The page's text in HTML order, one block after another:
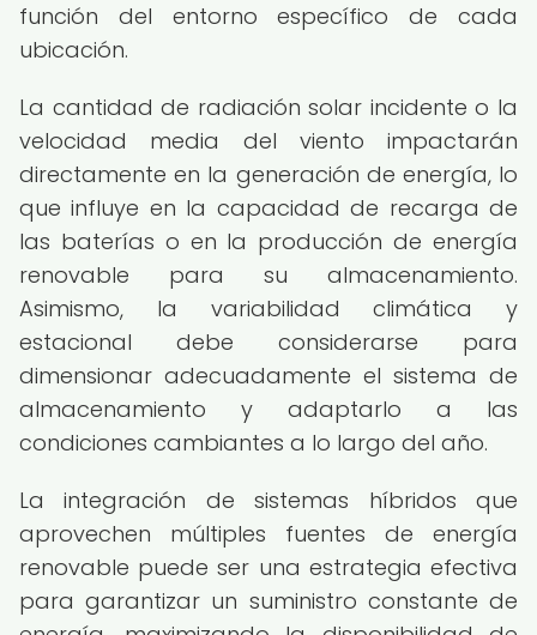
función del entorno específico de cada
ubicación.
La cantidad de radiación solar incidente o la
velocidad media del viento impactarán
directamente en la generación de energía, lo
que influye en la capacidad de recarga de
las baterías o en la producción de energía
renovable para su almacenamiento.
Asimismo, la variabilidad climática y
estacional debe considerarse para
dimensionar adecuadamente el sistema de
almacenamiento y adaptarlo a las
condiciones cambiantes a lo largo del año.
La integración de sistemas híbridos que
aprovechen múltiples fuentes de energía
renovable puede ser una estrategia efectiva
para garantizar un suministro constante de